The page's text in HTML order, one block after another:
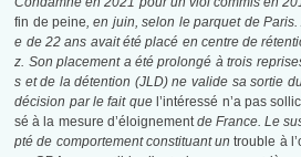
fin de peine, en juin, selon le parquet de Paris.
e de 22 ans avait été placé en centre de
z. Son placement a été prolongé à trois
s et de la détention (JLD) ne valide sa sortie
décision par le fait que l’intéressé n’a pas
sé à la mesure d’éloignementde France. Le
pté de comportement constituant untrouble à